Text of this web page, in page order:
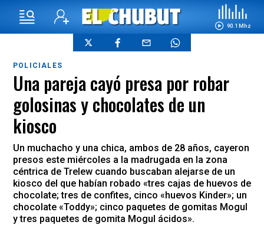
90.1 Mhz
POLICIALES
Una pareja cayó presa por robar
golosinas y chocolates de un
kiosco
Un muchacho y una chica, ambos de 28 años, cayeron
presos este miércoles a la madrugada en la zona
céntrica de Trelew cuando buscaban alejarse de un
kiosco del que habían robado «tres cajas de huevos de
chocolate; tres de confites, cinco «huevos Kinder»; un
chocolate «Toddy»; cinco paquetes de gomitas Mogul
y tres paquetes de gomita Mogul ácidos».